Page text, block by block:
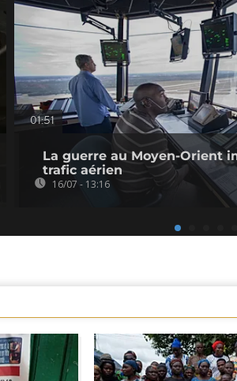
01:51
La guerre au Moyen-Orient
trafic aérien
16/07 - 13:16